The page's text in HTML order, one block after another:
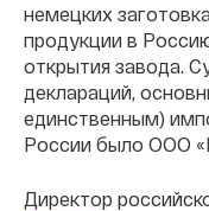
немецких
продукции в
открытия завода.
деклараций,
единственным)
России было ООО
Директор